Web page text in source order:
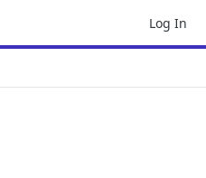
Log In